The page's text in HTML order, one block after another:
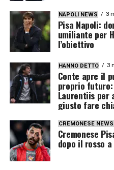
NAPOLI NEWS 3
Pisa Napoli:
umiliante per
l’obiettivo
HANNO DETTO 3
Conte apre il
proprio futuro:
Laurentiis per
giusto fare
CREMONESE NEWS
Cremonese
dopo il rosso a